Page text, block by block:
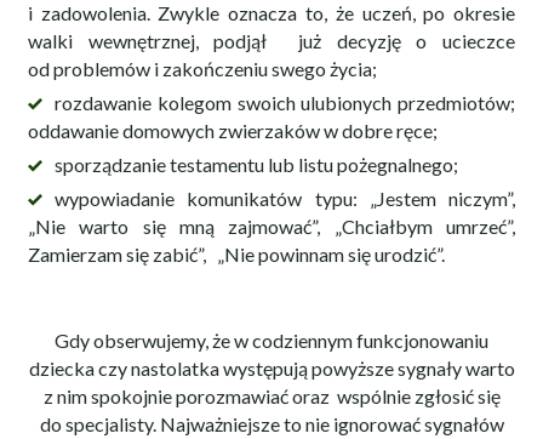
i zadowolenia. Zwykle oznacza to, że uczeń, po okresie
walki wewnętrznej, podjął już decyzję o ucieczce
od problemów i zakończeniu swego życia;
rozdawanie kolegom swoich ulubionych przedmiotów;
oddawanie domowych zwierzaków w dobre ręce;
sporządzanie testamentu lub listu pożegnalnego;
wypowiadanie komunikatów typu: „Jestem niczym”,
„Nie warto się mną zajmować”, „Chciałbym umrzeć”,
Zamierzam się zabić”, „Nie powinnam się urodzić”.
Gdy obserwujemy, że w codziennym funkcjonowaniu
dziecka czy nastolatka występują powyższe sygnały warto
z nim spokojnie porozmawiać oraz wspólnie zgłosić się
do specjalisty. Najważniejsze to nie ignorować sygnałów